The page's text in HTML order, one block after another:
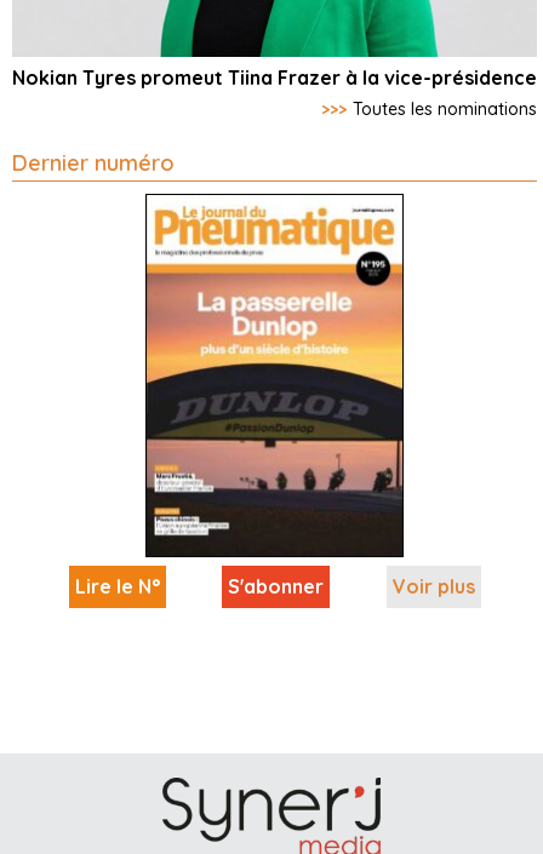
Nokian Tyres promeut Tiina Frazer à la vice-présidence
>>> Toutes les nominations
Dernier numéro
Lire le N° S'abonner Voir plus